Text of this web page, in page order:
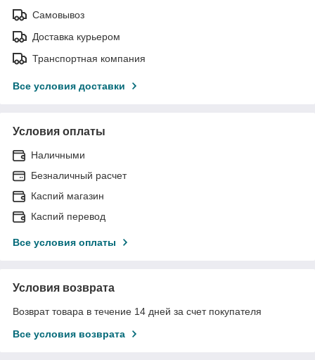
Самовывоз
Доставка курьером
Транспортная компания
Все условия доставки
Условия оплаты
Наличными
Безналичный расчет
Каспий магазин
Каспий перевод
Все условия оплаты
Условия возврата
Возврат товара в течение 14 дней за счет покупателя
Все условия возврата